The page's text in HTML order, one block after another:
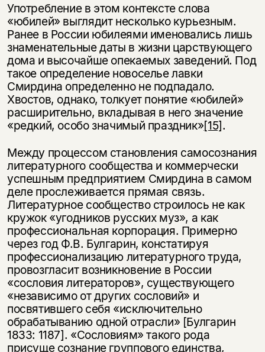
Употребление в этом контексте слова
«юбилей» выглядит несколько курьезным.
Ранее в России юбилеями именовались лишь
знаменательные даты в жизни царствующего
дома и высочайше опекаемых заведений. Под
такое определение новоселье лавки
Смирдина определенно не подпадало.
Хвостов, однако, толкует понятие «юбилей»
расширительно, вкладывая в него значение
«редкий, особо значимый праздник»[15].
Между процессом становления самосознания
литературного сообщества и коммерчески
успешным предприятием Смирдина в самом
деле прослеживается прямая связь.
Литературное сообщество строилось не как
кружок «угодников русских муз», а как
профессиональная корпорация. Примерно
через год Ф.В. Булгарин, констатируя
профессионализацию литературного труда,
провозгласит возникновение в России
«сословия литераторов», существующего
«независимо от других сословий» и
посвятившего себя «исключительно
обрабатыванию одной отрасли» [Булгарин
1833: 1187]. «Сословиям» такого рода
присуще сознание группового единства,